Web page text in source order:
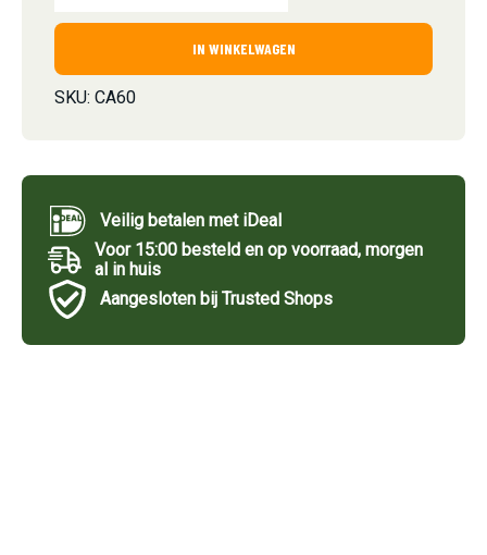
IN WINKELWAGEN
SKU: CA60
Veilig betalen met iDeal
Voor 15:00 besteld en op voorraad, morgen
al in huis
Aangesloten bij Trusted Shops